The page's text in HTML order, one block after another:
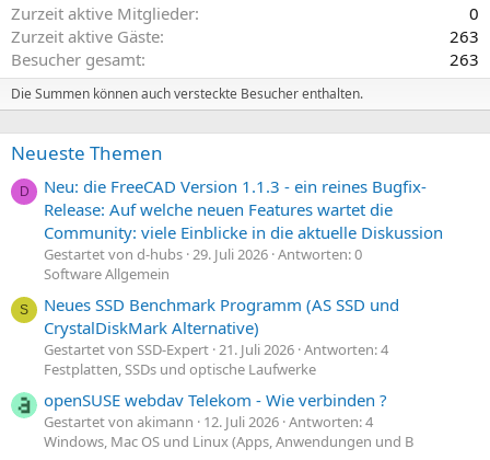
i
m
m
i
m
m
Zurzeit aktive Mitglieder
0
Zurzeit aktive Gäste
263
Besucher gesamt
263
Die Summen können auch versteckte Besucher enthalten.
Neueste Themen
D
Neu: die FreeCAD Version 1.1.3 - ein reines Bugfix-
Release: Auf welche neuen Features wartet die
Community: viele Einblicke in die aktuelle Diskussion
Gestartet von d-hubs 29. Juli 2026 Antworten: 0
Software Allgemein
S
Neues SSD Benchmark Programm (AS SSD und
CrystalDiskMark Alternative)
Gestartet von SSD-Expert 21. Juli 2026 Antworten: 4
Festplatten, SSDs und optische Laufwerke
openSUSE webdav Telekom - Wie verbinden ?
Gestartet von akimann 12. Juli 2026 Antworten: 4
Windows, Mac OS und Linux (Apps, Anwendungen und B